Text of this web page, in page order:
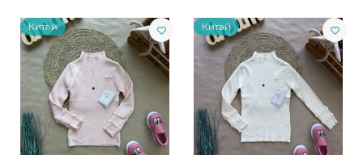
Китай Китай